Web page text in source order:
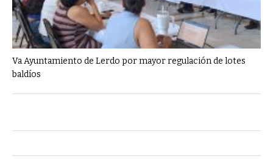
Va Ayuntamiento de Lerdo por mayor regulación de lotes
baldíos